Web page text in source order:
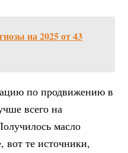
на 2025 от 43
по продвижению в
всего на
масло
вот те источники,